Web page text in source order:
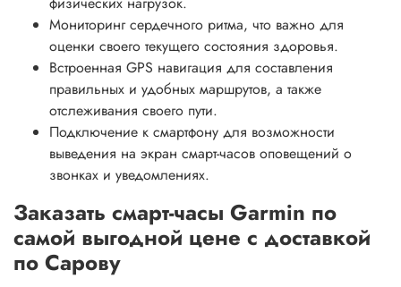
Мониторинг сердечного ритма, что важно для
оценки своего текущего состояния здоровья.
Встроенная GPS навигация для составления
правильных и удобных маршрутов, а также
отслеживания своего пути.
Подключение к смартфону для возможности
выведения на экран смарт-часов оповещений о
звонках и уведомлениях.
Заказать смарт-часы Garmin по
самой выгодной цене с доставкой
по Сарову